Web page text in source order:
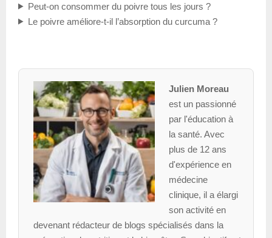
Peut-on consommer du poivre tous les jours ?
Le poivre améliore-t-il l’absorption du curcuma ?
Julien Moreau
est un passionné
par l'éducation à
la santé. Avec
plus de 12 ans
d'expérience en
médecine
clinique, il a élargi
son activité en
devenant rédacteur de blogs spécialisés dans la